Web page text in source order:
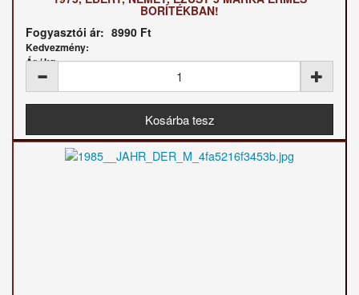
BORÍTÉKBAN!
Fogyasztói ár: 8990 Ft
Kedvezmény:
Ár / kg: